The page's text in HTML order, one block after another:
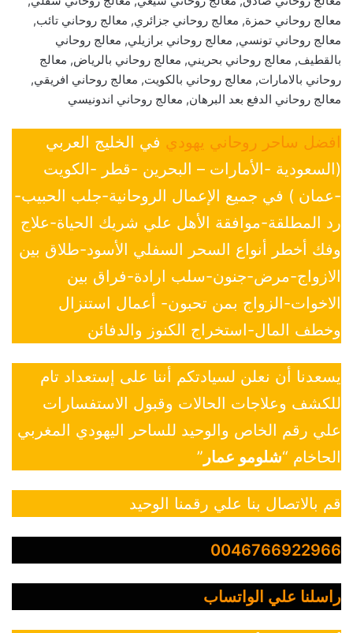
معالج روحاني حمزة, معالج روحاني جزائري, معالج روحاني تائب,
معالج روحاني تونسي, معالج روحاني برازيلي, معالج روحاني
بالقطيف, معالج روحاني بحريني, معالج روحاني بالرياض, معالج
روحاني بالامارات, معالج روحاني بالكويت, معالج روحاني افريقي,
معالج روحاني الدفع بعد البرهان, معالج روحاني اندونيسي
افضل ساحر روحاني يهودي في الخليج العربي
(السعودية -الأمارات – البحرين -قطر -الكويت
-عمان ) في جميع الإعمال الروحانية-جلب الحبيب-
رد المطلقة-موافقة الأهل علي شريك الحياة-علاج
وفك أخطر أنواع السحر السفلي الأسود-طلاق بين
الازواج-مرض-جنون-سلب ارادة-فراق بين
الاخوات-الزواج بمن تحبون- أعمال استنزال
وخطف المال-استخراج الكنوز والدفائن
يسعدنا أن نعلن لسيادتكم أننا على إستعداد تام
للكشف وعلاجات الحالات وقبول الاستفسارات
علي رقم الخاص والوحيد للساحر اليهودي المغربي
الحاخام “شلومو عمار ”
قم بالاتصال بنا علي رقمنا الوحيد
0046766922966
راسلنا علي الواتساب